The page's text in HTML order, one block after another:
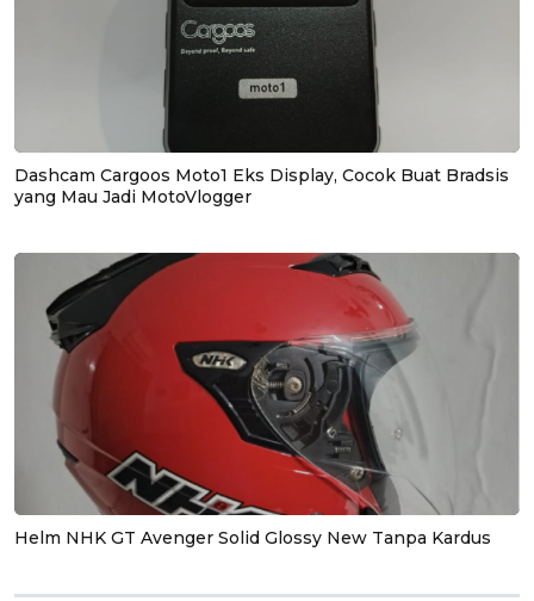
Dashcam Cargoos Moto1 Eks Display, Cocok Buat Bradsis
yang Mau Jadi MotoVlogger
Helm NHK GT Avenger Solid Glossy New Tanpa Kardus